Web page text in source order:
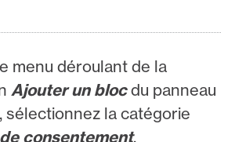
menu déroulant de la
Ajouter un blocdu panneau
sélectionnez la catégorie
consentement.